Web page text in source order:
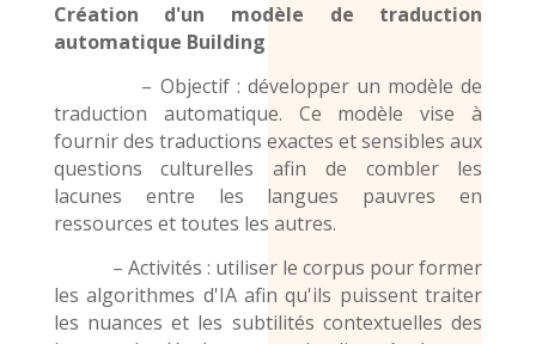
Création d'un modèle de traduction
automatique Building
– Objectif : développer un modèle de
traduction automatique. Ce modèle vise à
fournir des traductions exactes et sensibles aux
questions culturelles afin de combler les
lacunes entre les langues pauvres en
ressources et toutes les autres.
– Activités : utiliser le corpus pour former
les algorithmes d'IA afin qu'ils puissent traiter
les nuances et les subtilités contextuelles des